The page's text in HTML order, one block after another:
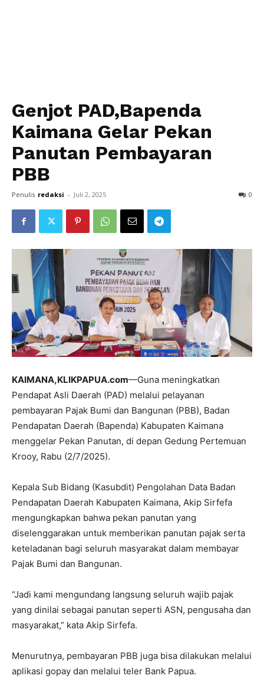
Genjot PAD,Bapenda
Kaimana Gelar Pekan
Panutan Pembayaran
PBB
Penulis redaksi - Juli 2, 2025 0
KAIMANA,KLIKPAPUA.com—Guna meningkatkan
Pendapat Asli Daerah (PAD) melalui pelayanan
pembayaran Pajak Bumi dan Bangunan (PBB), Badan
Pendapatan Daerah (Bapenda) Kabupaten Kaimana
menggelar Pekan Panutan, di depan Gedung Pertemuan
Krooy, Rabu (2/7/2025).
Kepala Sub Bidang (Kasubdit) Pengolahan Data Badan
Pendapatan Daerah Kabupaten Kaimana, Akip Sirfefa
mengungkapkan bahwa pekan panutan yang
diselenggarakan untuk memberikan panutan pajak serta
keteladanan bagi seluruh masyarakat dalam membayar
Pajak Bumi dan Bangunan.
“Jadi kami mengundang langsung seluruh wajib pajak
yang dinilai sebagai panutan seperti ASN, pengusaha dan
masyarakat,” kata Akip Sirfefa.
Menurutnya, pembayaran PBB juga bisa dilakukan melalui
aplikasi gopay dan melalui teler Bank Papua.